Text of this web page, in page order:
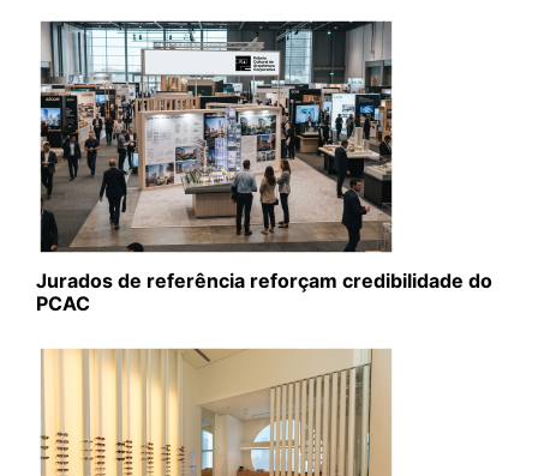
Jurados de referência reforçam credibilidade do
PCAC